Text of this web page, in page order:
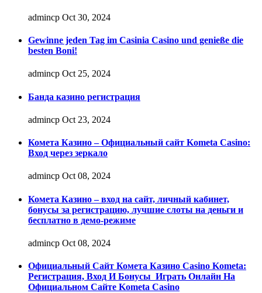
admincp Oct 30, 2024
Gewinne jeden Tag im Casinia Casino und genieße die
besten Boni!
admincp Oct 25, 2024
Банда казино регистрация
admincp Oct 23, 2024
Комета Казино – Официальный сайт Kometa Casino:
Вход через зеркало
admincp Oct 08, 2024
Комета Казино – вход на сайт, личный кабинет,
бонусы за регистрацию, лучшие слоты на деньги и
бесплатно в демо-режиме
admincp Oct 08, 2024
Официальный Сайт Комета Казино Casino Kometa:
Регистрация, Вход И Бонусы ️ Играть Онлайн На
Официальном Сайте Kometa Casino